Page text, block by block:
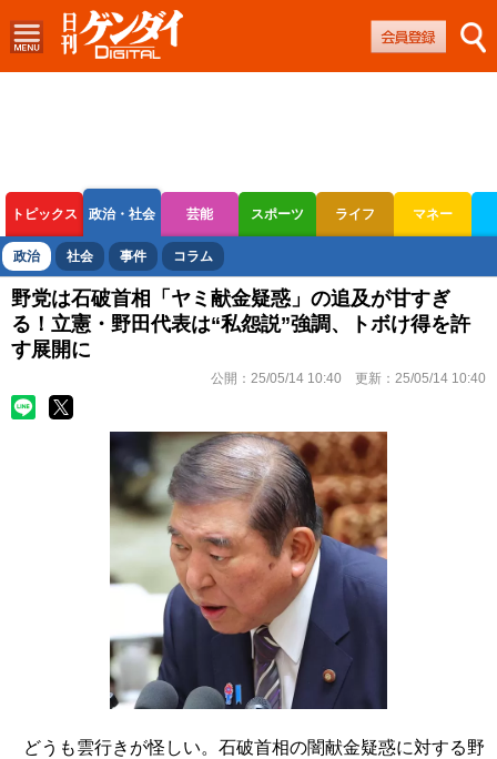
トピックス 政治・社会 芸能 スポーツ ライフ マネー
ボートレース 競輪 オートレース
政治 社会 事件 コラム
野党は石破首相「ヤミ献金疑惑」の追及が甘すぎ
る！立憲・野田代表は“私怨説”強調、トボけ得を許
す展開に
公開： 25/05/14 10:40 更新： 25/05/14 10:40
どうも雲行きが怪しい。石破首相の闇献金疑惑に対する野